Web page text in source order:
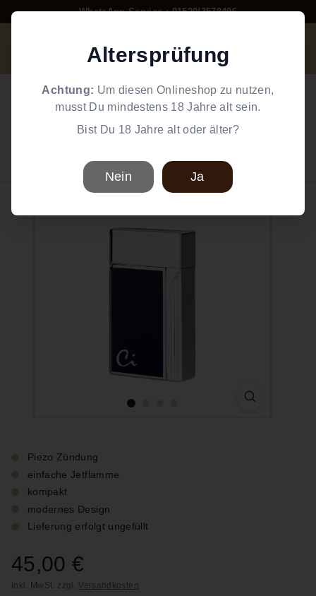
Altersprüfung
Achtung: Um diesen Onlineshop zu nutzen,
musst Du mindestens 18 Jahre alt sein.
Bist Du 18 Jahre alt oder älter?
Nein Ja
zum
WhatsApp Service : 01520/3578496
o
Suche
/ Zigaretten Zubehör / Feuerzeuge / Caseti Feuerzeuge
Caseti Feuerzeug Soleil Jet
Caseti Feuerzeug Soleil
Piezo Zündung
einfache Jetflamme
kompakt
modernes Design
Lieferung erfolgt ungefüllt
Normaler
Preis
45,00 €
inkl. MwSt. zzgl.Versandkosten